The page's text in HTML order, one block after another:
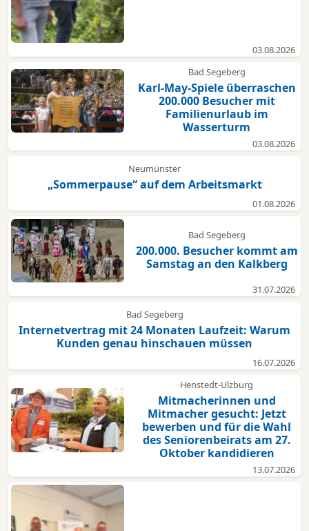
03.08.2026
Bad Segeberg
Karl-May-Spiele überraschen
200.000 Besucher mit
Familienurlaub im
Wasserturm
03.08.2026
Neumünster
„Sommerpause“ auf dem Arbeitsmarkt
01.08.2026
Bad Segeberg
200.000. Besucher kommt am
Samstag an den Kalkberg
31.07.2026
Bad Segeberg
Internetvertrag mit 24 Monaten Laufzeit: Warum
Kunden genau hinschauen müssen
16.07.2026
Henstedt-Ulzburg
Mitmacherinnen und
Mitmacher gesucht: Jetzt
bewerben und für die Wahl
des Seniorenbeirats am 27.
Oktober kandidieren
13.07.2026